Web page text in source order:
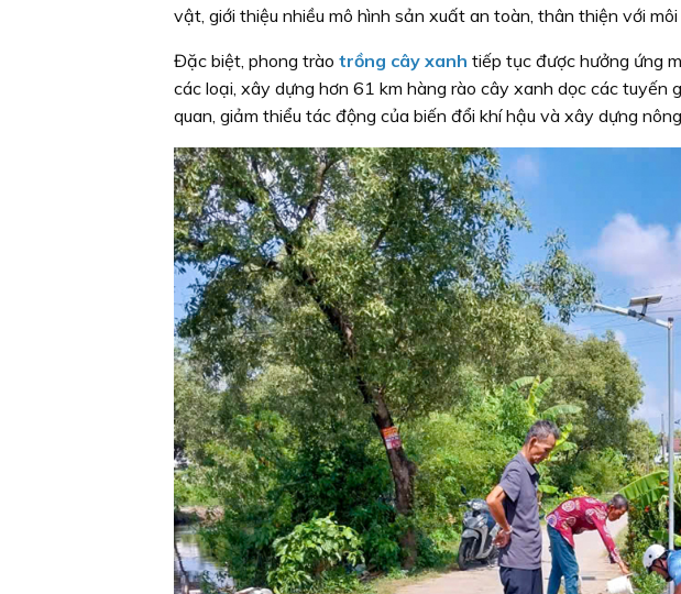
vật, giới thiệu nhiều mô hình sản xuất an toàn, thân thiện với môi
Đặc biệt, phong trào trồng cây xanh tiếp tục được hưởng ứng
các loại, xây dựng hơn 61 km hàng rào cây xanh dọc các tuyến
quan, giảm thiểu tác động của biến đổi khí hậu và xây dựng